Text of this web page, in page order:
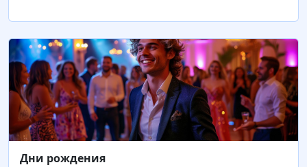
Дни рождения